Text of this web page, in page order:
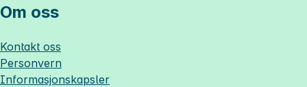
Om oss
Kontakt oss
Personvern
Informasjonskapsler